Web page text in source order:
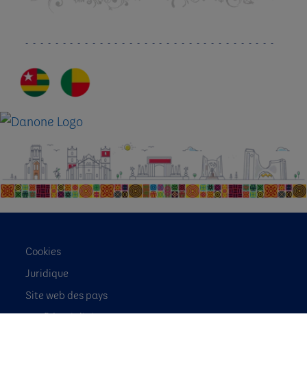
Cookies
Juridique
Site web des pays
Confidentialité